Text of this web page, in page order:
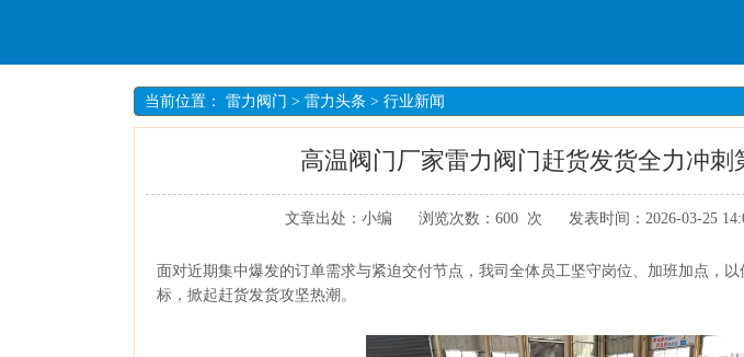
当前位置： 雷力阀门 > 雷力头条 > 行业新闻
高温阀门厂家雷力阀门赶货发货全力冲刺
文章出处：小编 浏览次数： 600次 发表时间：2026-03-
面对近期集中爆发的订单需求与紧迫交付节点，我司全体员工坚守岗位、加班加点，
标，掀起赶货发货攻坚热潮。